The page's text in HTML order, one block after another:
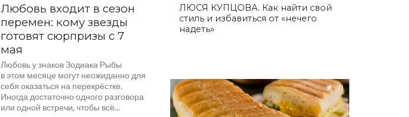
Любовь входит в сезон
перемен: кому звезды
готовят сюрпризы с 7
мая
Любовь у знаков Зодиака Рыбы
в этом месяце могут неожиданно для
себя оказаться на перекрёстке.
Иногда достаточно одного разговора
или одной встречи, чтобы всё...
ЛЮСЯ КУПЦОВА. Как найти свой
стиль и избавиться от «нечего
надеть»
71